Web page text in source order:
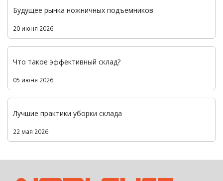
Будущее рынка ножничных подъемников
20 июня 2026
Что такое эффективный склад?
05 июня 2026
Лучшие практики уборки склада
22 мая 2026